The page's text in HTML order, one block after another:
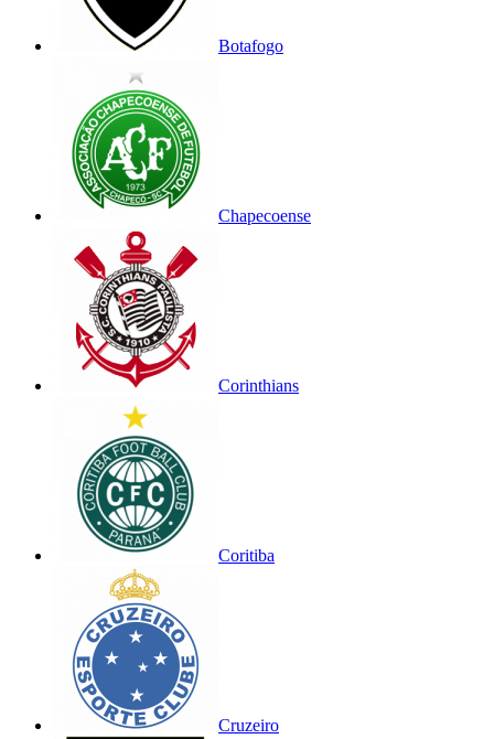
Botafogo
Chapecoense
Corinthians
Coritiba
Cruzeiro